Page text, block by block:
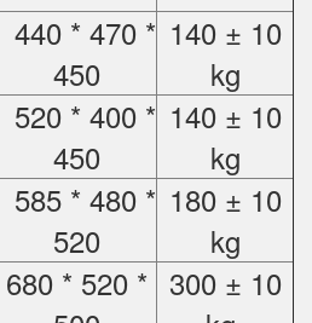
440 * 470 *
450
140 ± 10
kg
520 * 400 *
450
140 ± 10
kg
585 * 480 *
520
180 ± 10
kg
680 * 520 * 300 ± 10